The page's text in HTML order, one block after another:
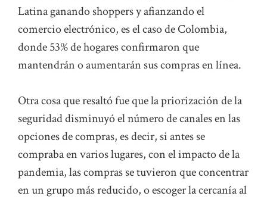
Latina ganando shoppers y afianzando el
comercio electrónico, es el caso de Colombia,
donde 53% de hogares confirmaron que
mantendrán o aumentarán sus compras en línea.
Otra cosa que resaltó fue que la priorización de la
seguridad disminuyó el número de canales en las
opciones de compras, es decir, si antes se
compraba en varios lugares, con el impacto de la
pandemia, las compras se tuvieron que concentrar
en un grupo más reducido, o escoger la cercanía al